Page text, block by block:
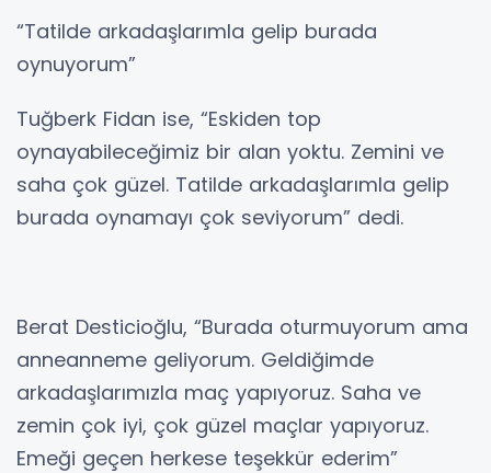
“Tatilde arkadaşlarımla gelip burada
oynuyorum”
Tuğberk Fidan ise, “Eskiden top
oynayabileceğimiz bir alan yoktu. Zemini ve
saha çok güzel. Tatilde arkadaşlarımla gelip
burada oynamayı çok seviyorum” dedi.
Berat Desticioğlu, “Burada oturmuyorum ama
anneanneme geliyorum. Geldiğimde
arkadaşlarımızla maç yapıyoruz. Saha ve
zemin çok iyi, çok güzel maçlar yapıyoruz.
Emeği geçen herkese teşekkür ederim”